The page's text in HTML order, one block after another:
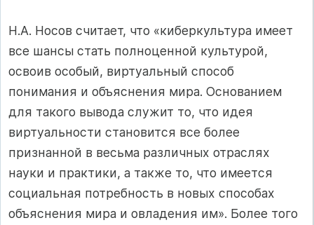
Н.А. Носов считает, что «киберкультура имеет
все шансы стать полноценной культурой,
освоив особый, виртуальный способ
понимания и объяснения мира. Основанием
для такого вывода служит то, что идея
виртуальности становится все более
признанной в весьма различных отраслях
науки и практики, а также то, что имеется
социальная потребность в новых способах
объяснения мира и овладения им». Более того